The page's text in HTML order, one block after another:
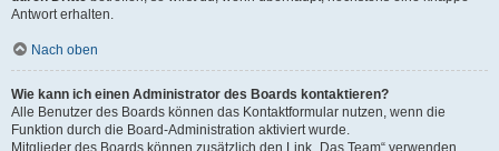
Antwort erhalten.
Nach oben
Wie kann ich einen Administrator des Boards kontaktieren?
Alle Benutzer des Boards können das Kontaktformular nutzen, wenn die
Funktion durch die Board-Administration aktiviert wurde.
Mitglieder des Boards können zusätzlich den Link „Das Team“ verwenden.